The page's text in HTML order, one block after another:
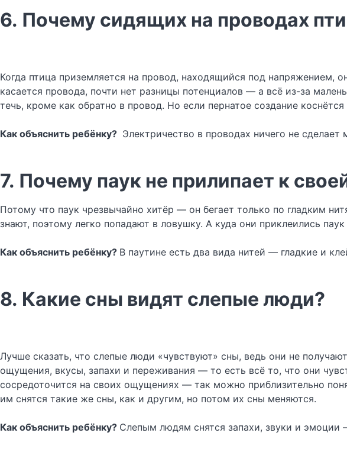
6. Почему сидящих на проводах
Когда птица приземляется на провод, находящийся под напряжением,
касается провода, почти нет разницы потенциалов — а всё из-за
течь, кроме как обратно в провод. Но если пернатое создание
Как объяснить ребёнку? Электричество в проводах ничего не
7. Почему паук не прилипает к
Потому что паук чрезвычайно хитёр — он бегает только по гладким
знают, поэтому легко попадают в ловушку. А куда они приклеились
Как объяснить ребёнку? В паутине есть два вида нитей — гладкие и
8. Какие сны видят слепые люди?
Лучше сказать, что слепые люди «чувствуют» сны, ведь они не
ощущения, вкусы, запахи и переживания — то есть всё то, что они
сосредоточится на своих ощущениях — так можно приблизительно
им снятся такие же сны, как и другим, но потом их сны меняются.
Как объяснить ребёнку? Слепым людям снятся запахи, звуки и